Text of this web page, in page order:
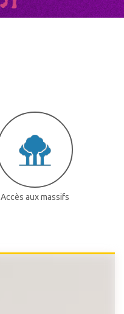
Accès aux massifs